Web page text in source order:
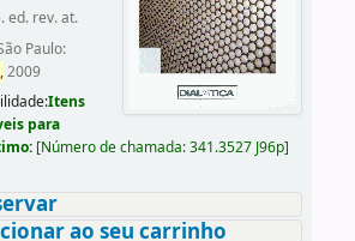
ed. rev. at.
Paulo:
2009
Itens
para
[Número de chamada:341.3527 J96p]
ao seu carrinho